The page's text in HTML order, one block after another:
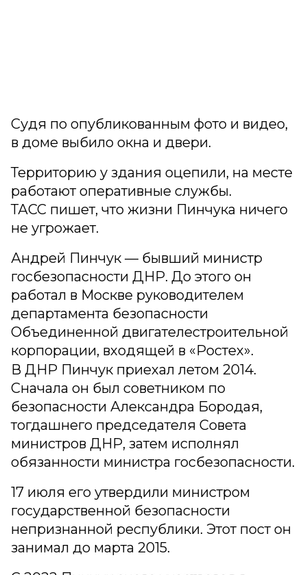
Судя по опубликованным фото и видео,
в доме выбило окна и двери.
Территорию у здания оцепили, на месте
работают оперативные службы.
ТАСС пишет, что жизни Пинчука ничего
не угрожает.
Андрей Пинчук — бывший министр
госбезопасности ДНР. До этого он
работал в Москве руководителем
департамента безопасности
Объединенной двигателестроительной
корпорации, входящей в «Ростех».
В ДНР Пинчук приехал летом 2014.
Сначала он был советником по
безопасности Александра Бородая,
тогдашнего председателя Совета
министров ДНР, затем исполнял
обязанности министра госбезопасности.
17 июля его утвердили министром
государственной безопасности
непризнанной республики. Этот пост он
занимал до марта 2015.